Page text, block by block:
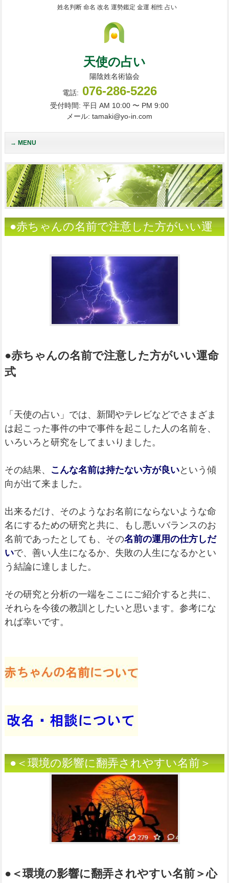
姓名判断 命名 改名 運勢鑑定 金運 相性 占い
天使の占い
陽陰姓名術協会
電話: 076-286-5226
受付時間: 平日 AM 10:00 〜 PM 9:00
メール: tamaki@yo-in.com
MENU
●赤ちゃんの名前で注意した方がいい運
●赤ちゃんの名前で注意した方がいい運命
式
「天使の占い」では、新聞やテレビなどでさまざま
は起こった事件の中で事件を起こした人の名前を、
いろいろと研究をしてまいりました。
その結果、 こんな名前は持たない方が良いという傾
向が出て来ました。
出来るだけ、そのようなお名前にならないような命
名にするための研究と共に、もし悪いバランスのお
名前であったとしても、その名前の運用の仕方しだ
いで、善い人生になるか、失敗の人生になるかとい
う結論に達しました。
その研究と分析の一端をここにご紹介すると共に、
それらを今後の教訓としたいと思います。参考にな
れば幸いです。
●＜環境の影響に翻弄されやすい名前＞
●＜環境の影響に翻弄されやすい名前＞心